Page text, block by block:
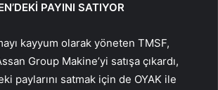
PAYINI SATIYOR
kayyum olarak yöneten TMSF,
Group Makine’yi satışa çıkardı,
paylarını satmak için de OYAK ile